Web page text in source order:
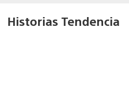
Historias Tendencia